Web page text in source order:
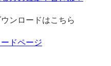
ンロードはこちら
ドページ